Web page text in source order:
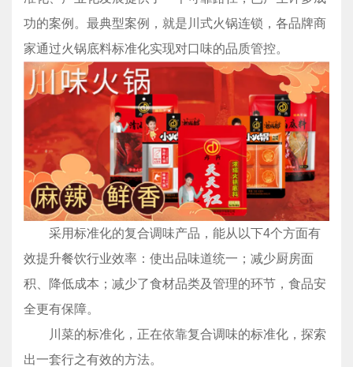
功的案例。最典型案例，就是川式火锅连锁，各品牌商
家通过火锅底料标准化实现对口味的品质管控。
采用标准化的复合调味产品，能从以下4个方面有
效提升餐饮行业效率：使出品味道统一；减少厨房面
积、降低成本；减少了食材品类及管理的环节，食品安
全更有保障。
川菜的标准化，正在依靠复合调味的标准化，探索
出一套行之有效的方法。